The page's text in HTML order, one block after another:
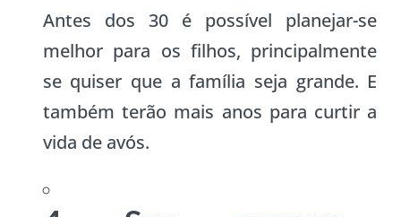
Antes dos 30 é possível planejar-se
melhor para os filhos, principalmente
se quiser que a família seja grande. E
também terão mais anos para curtir a
vida de avós.